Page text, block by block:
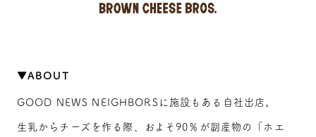
▼ABOUT
GOOD NEWS NEIGHBORSに施設もある自社出店。
生乳からチーズを作る際、およそ90％が副産物の「ホエ